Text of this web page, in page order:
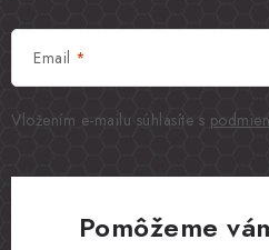
Email
Vložením e-mailu súhlasíte s
Pomôžeme